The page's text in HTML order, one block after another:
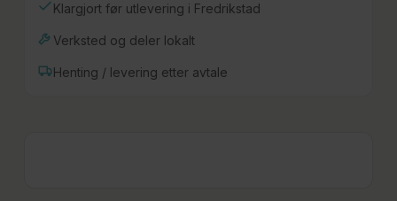
Klargjort før utlevering i Fredrikstad
Verksted og deler lokalt
Henting / levering etter avtale